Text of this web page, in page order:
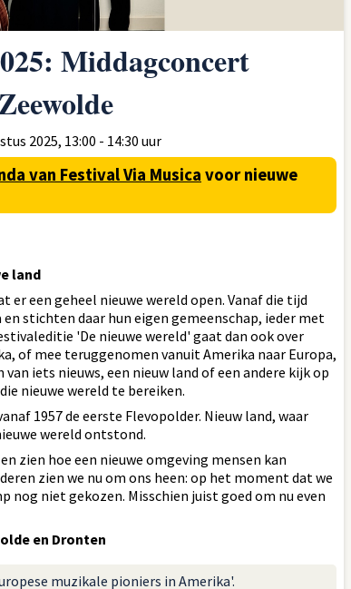
Middagconcert
2025, 13:00 - 14:30 uur
van Festival Via Musica voor nieuwe
land
er een geheel nieuwe wereld open. Vanaf die tijd
stichten daar hun eigen gemeenschap, ieder met
'De nieuwe wereld' gaat dan ook over
of mee teruggenomen vanuit Amerika naar Europa,
iets nieuws, een nieuw land of een andere kijk op
nieuwe wereld te bereiken.
1957 de eerste Flevopolder. Nieuw land, waar
wereld ontstond.
zien hoe een nieuwe omgeving mensen kan
zien we nu om ons heen: op het moment dat we
nog niet gekozen. Misschien juist goed om nu even
en Dronten
muzikale pioniers in Amerika'.